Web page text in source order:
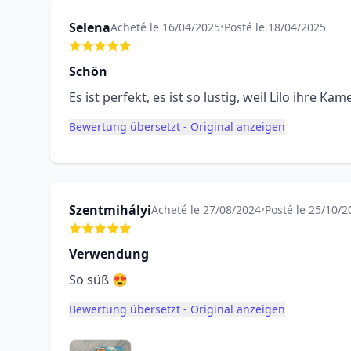
SelenaAcheté le 16/04/2025•Posté le 18/04/2025
Schön
Es ist perfekt, es ist so lustig, weil Lilo ihre
Bewertung übersetzt - Original anzeigen
SzentmihályiAcheté le 27/08/2024•Posté le 25/10/
Verwendung
So süß 😍
Bewertung übersetzt - Original anzeigen